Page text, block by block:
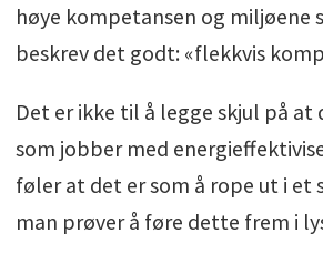
høye kompetansen og miljøene
beskrev det godt: «flekkvis
Det er ikke til å legge skjul på at
som jobber med
føler at det er som å rope ut i
man prøver å føre dette frem i